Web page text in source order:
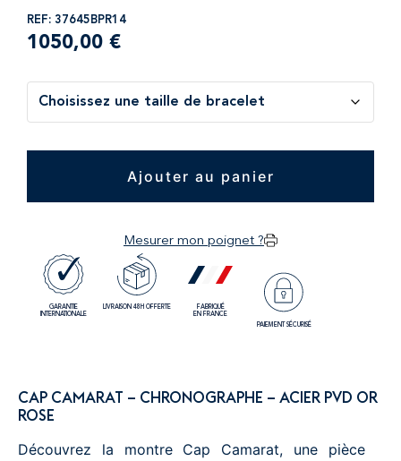
REF: 37645BPR14
1050,00 €
Ajouter au panier
Mesurer mon poignet ?
GARANTIE
INTERNATIONALE
LIVRAISON 48H OFFERTE
FABRIQUÉ
EN FRANCE
PAIEMENT SÉCURISÉ
CAP CAMARAT – CHRONOGRAPHE – ACIER PVD OR
ROSE
Découvrez la montre Cap Camarat, une pièce